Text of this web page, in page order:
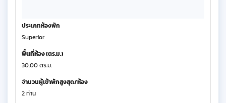
ประเภทห้องพัก
Superior
พื้นที่ห้อง (ตร.ม.)
30.00 ตร.ม.
จำนวนผู้เข้าพักสูงสุด/ห้อง
2 ท่าน